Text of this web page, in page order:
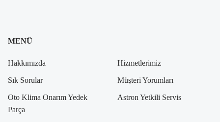
MENÜ
Hakkımızda Hizmetlerimiz
Sık Sorular Müşteri Yorumları
Oto Klima Onarım Yedek
Parça
Astron Yetkili Servis